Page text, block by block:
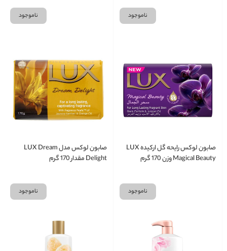
ناموجود ناموجود
صابون لوکس رایحه گل ارکیده LUX
Magical Beauty وزن 170 گرم
ناموجود
صابون لوکس مدل LUX Dream
Delight مقدار 170 گرم
ناموجود